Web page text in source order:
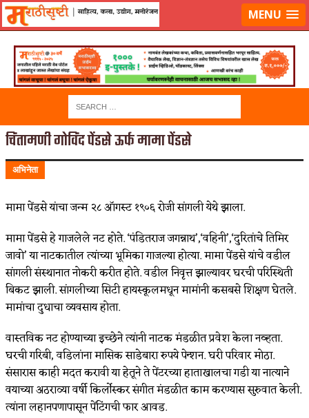
लॉग-इन करा|लेखक नोंदणी करा MENU
चिंतामणी गोविंद पेंडसे ऊर्फ मामा पेंडसे
अभिनेता
मामा पेंडसे यांचा जन्म २८ ऑगस्ट १९०६ रोजी सांगली येथे झाला.
मामा पेंडसे हे गाजलेले नट होते. ‘पंडितराज जगन्नाथ’,‘वहिनी’,‘दुरितांचे तिमिर
जावो’ या नाटकातील त्यांच्या भूमिका गाजल्या होत्या. मामा पेंडसे यांचे वडील
सांगली संस्थानात नोकरी करीत होते. वडील निवृत्त झाल्यावर घरची परिस्थिती
बिकट झाली. सांगलीच्या सिटी हायस्कूलमधून मामांनी कसबसे शिक्षण घेतले.
मामांचा दुधाचा व्यवसाय होता.
वास्तविक नट होण्याच्या इच्छेने त्यांनी नाटक मंडळीत प्रवेश केला नव्हता.
घरची गरिबी, वडिलांना मासिक साडेबारा रुपये पेन्शन. घरी परिवार मोठा.
संसारास काही मदत करावी या हेतूने ते पेंटरच्या हाताखालचा गडी या नात्याने
वयाच्या अठराव्या वर्षी किर्लोस्कर संगीत मंडळीत काम करण्यास सुरुवात केली.
त्यांना लहानपणापासून पेंटिंगची फार आवड.